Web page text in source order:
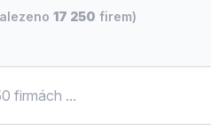
17 250 firem)